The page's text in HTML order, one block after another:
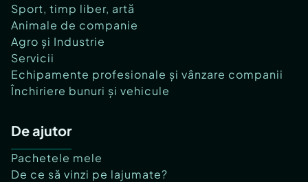
Sport, timp liber, artă
Animale de companie
Agro și Industrie
Servicii
Echipamente profesionale și vânzare companii
Închiriere bunuri și vehicule
De ajutor
Pachetele mele
De ce să vinzi pe lajumate?